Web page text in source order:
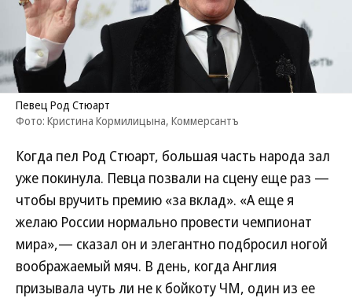
Певец Род Стюарт
Фото: Кристина Кормилицына, Коммерсантъ
Когда пел Род Стюарт, большая часть народа зал
уже покинула. Певца позвали на сцену еще раз —
чтобы вручить премию «за вклад». «А еще я
желаю России нормально провести чемпионат
мира»,— сказал он и элегантно подбросил ногой
воображаемый мяч. В день, когда Англия
призывала чуть ли не к бойкоту ЧМ, один из ее